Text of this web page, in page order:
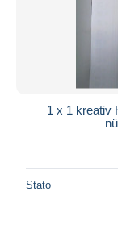
1 x 1 kreativ
Stato